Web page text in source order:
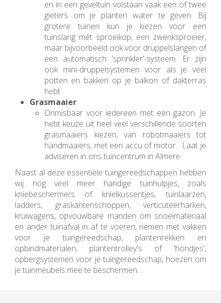
en in een geveltuin volstaan vaak een of twee
gieters om je planten water te geven. Bij
grotere tuinen kun je kiezen voor een
tuinslang met sproeikop, een zwenksproeier,
maar bijvoorbeeld ook voor druppelslangen of
een automatisch 'sprinkler'-systeem. Er zijn
ook mini-druppelsystemen voor als je veel
potten en bakken op je balkon of dakterras
hebt.
Grasmaaier
Onmisbaar voor iedereen met een gazon. Je
hebt keuze uit heel veel verschillende soorten
grasmaaiers kiezen, van robotmaaiers tot
handmaaiers, met een accu of motor... Laat je
adviseren in ons tuincentrum in Almere.
Naast al deze essentiële tuingereedschappen hebben
wij nog veel meer handige tuinhulpjes, zoals
kniebeschermers of knielkussentjes, tuinlaarzen,
ladders, graskantenschoppen, verticuteerharken,
kruiwagens, opvouwbare manden om snoeimateriaal
en ander tuinafval in af te voeren, riemen met vakken
voor je tuingereedschap, plantenrekken en
opbindmaterialen, plantentrolley's of 'hondjes',
opbergsystemen voor je tuingereedschap, hoezen om
je tuinmeubels mee te beschermen....